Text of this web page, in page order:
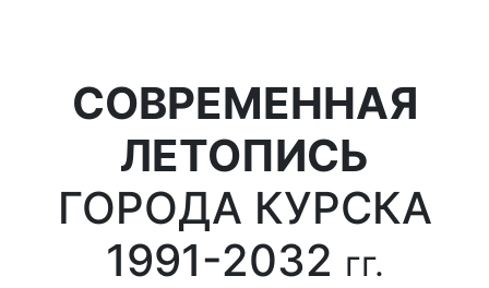
СОВРЕМЕННАЯ
ЛЕТОПИСЬ
ГОРОДА КУРСКА
1991-2032 гг.